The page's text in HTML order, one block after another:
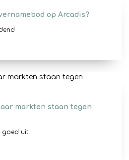
op Arcadis?
markten staan tegen
goed uit